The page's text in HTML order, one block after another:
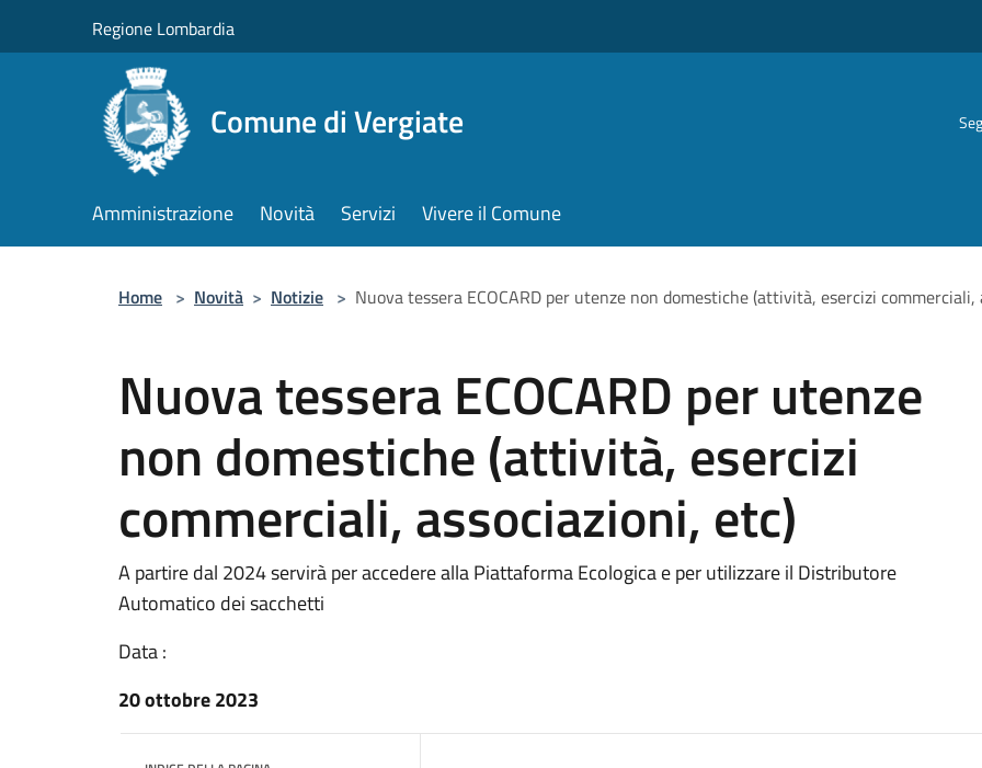
Regione Lombardia
Comune di Vergiate
Amministrazione Novità Servizi Vivere il Comune
Home > Novità > Notizie > Nuova tessera ECOCARD per utenze non domestiche (attività, esercizi commerciali,
Nuova tessera ECOCARD per utenze
non domestiche (attività, esercizi
commerciali, associazioni, etc)
A partire dal 2024 servirà per accedere alla Piattaforma Ecologica e per utilizzare il Distributore
Automatico dei sacchetti
Data :
20 ottobre 2023